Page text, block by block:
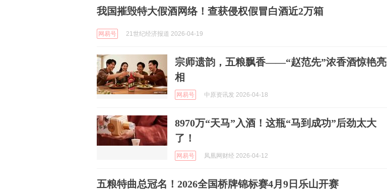
我国摧毁特大假酒网络！查获侵权假冒白酒近2万箱
网易号 21世纪经济报道 2026-04-19
宗师遗韵，五粮飘香——“赵范先”浓香酒惊艳亮
相
网易号 中原资讯发 2026-04-18
8970万“天马”入酒！这瓶“马到成功”后劲太大
了！
网易号 凤凰网财经 2026-04-12
五粮特曲总冠名！2026全国桥牌锦标赛4月9日乐山开赛